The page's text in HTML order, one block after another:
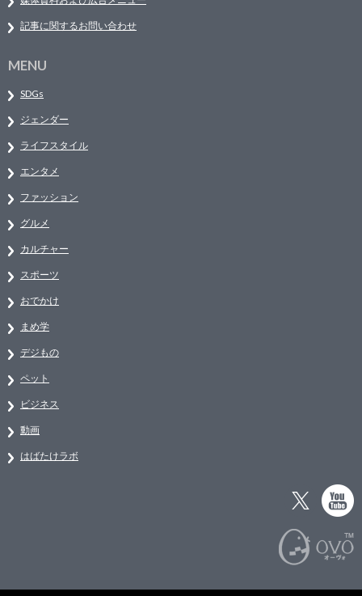
記事に関するお問い合わせ
MENU
SDGs
ジェンダー
ライフスタイル
エンタメ
ファッション
グルメ
カルチャー
スポーツ
おでかけ
まめ学
デジもの
ペット
ビジネス
動画
はばたけラボ